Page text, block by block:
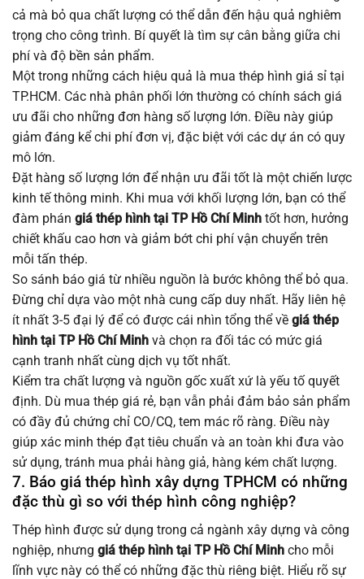
cả mà bỏ qua chất lượng có thể dẫn đến hậu quả nghiêm
trọng cho công trình. Bí quyết là tìm sự cân bằng giữa chi
phí và độ bền sản phẩm.
Một trong những cách hiệu quả là mua thép hình giá sỉ tại
TP.HCM. Các nhà phân phối lớn thường có chính sách giá
ưu đãi cho những đơn hàng số lượng lớn. Điều này giúp
giảm đáng kể chi phí đơn vị, đặc biệt với các dự án có quy
mô lớn.
Đặt hàng số lượng lớn để nhận ưu đãi tốt là một chiến lược
kinh tế thông minh. Khi mua với khối lượng lớn, bạn có thể
đàm phán giá thép hình tại TP Hồ Chí Minh tốt hơn, hưởng
chiết khấu cao hơn và giảm bớt chi phí vận chuyển trên
mỗi tấn thép.
So sánh báo giá từ nhiều nguồn là bước không thể bỏ qua.
Đừng chỉ dựa vào một nhà cung cấp duy nhất. Hãy liên hệ
ít nhất 3-5 đại lý để có được cái nhìn tổng thể về giá thép
hình tại TP Hồ Chí Minh và chọn ra đối tác có mức giá
cạnh tranh nhất cùng dịch vụ tốt nhất.
Kiểm tra chất lượng và nguồn gốc xuất xứ là yếu tố quyết
định. Dù mua thép giá rẻ, bạn vẫn phải đảm bảo sản phẩm
có đầy đủ chứng chỉ CO/CQ, tem mác rõ ràng. Điều này
giúp xác minh thép đạt tiêu chuẩn và an toàn khi đưa vào
sử dụng, tránh mua phải hàng giả, hàng kém chất lượng.
7. Báo giá thép hình xây dựng TPHCM có những
đặc thù gì so với thép hình công nghiệp?
Thép hình được sử dụng trong cả ngành xây dựng và công
nghiệp, nhưng giá thép hình tại TP Hồ Chí Minh cho mỗi
lĩnh vực này có thể có những đặc thù riêng biệt. Hiểu rõ sự